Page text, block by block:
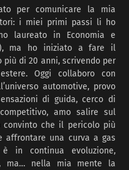
per comunicare la mia
i miei primi passi li ho
laureato in Economia e
ma ho iniziato a fare il
di 20 anni, scrivendo per
Oggi collaboro con
automotive, provo
di guida, cerco di
amo salire sul
che il pericolo più
affrontare una curva a gas
in continua evoluzione,
ma… nella mia mente la